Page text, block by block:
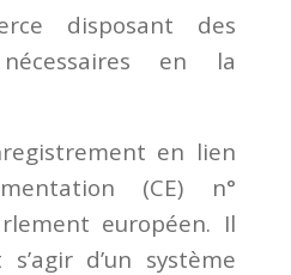
disposant des
en la
en lien
(CE) n°
européen. Il
d’un système